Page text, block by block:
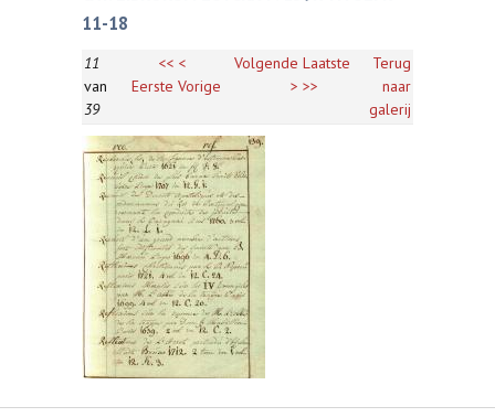
11-18
11
van
39
<<
Eerste
<
Vorige
Volgende
>
Laatste
>>
Terug
naar
galerij